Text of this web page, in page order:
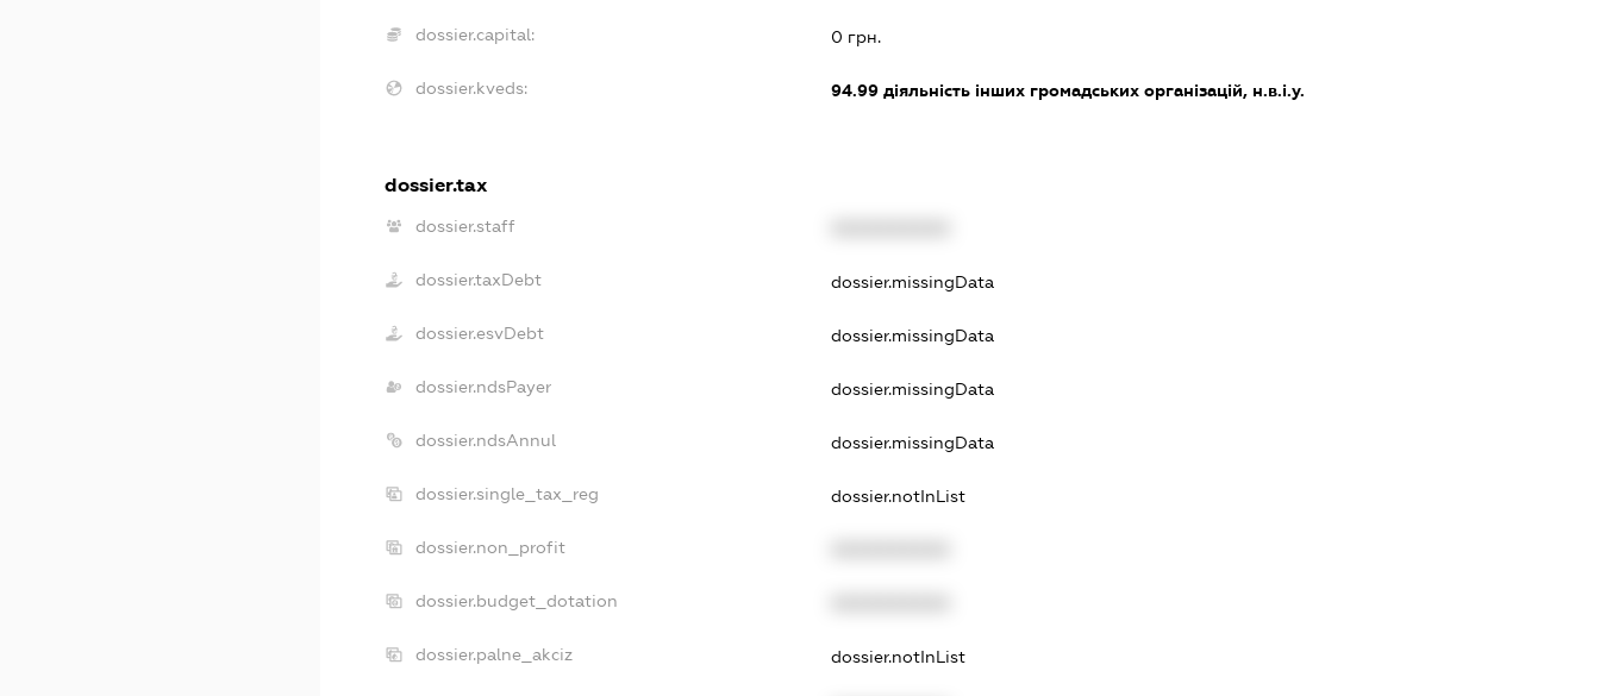
dossier.capital: 0 грн.
dossier.kveds: 94.99діяльність інших громадських організацій, н.в.і.у.
dossier.tax
dossier.staff
dossier.taxDebt dossier.missingData
dossier.esvDebt dossier.missingData
dossier.ndsPayer dossier.missingData
dossier.ndsAnnul dossier.missingData
dossier.single_tax_reg dossier.notInList
dossier.non_profit
dossier.budget_dotation
dossier.palne_akciz dossier.notInList